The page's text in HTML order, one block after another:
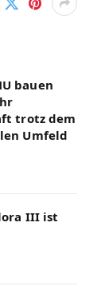
bauen
trotz dem
Umfeld
III ist